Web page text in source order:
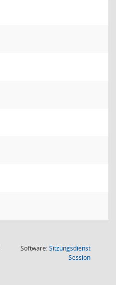
Software:Sitzungsdienst
Session(Wird in